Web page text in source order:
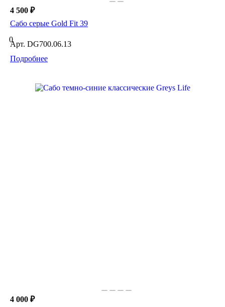
4 500 ₽
Сабо серые Gold Fit 39
0
Арт. DG700.06.13
Подробнее
4 000 ₽